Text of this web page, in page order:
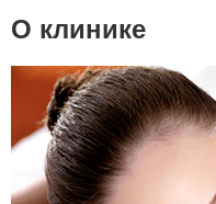
О клинике